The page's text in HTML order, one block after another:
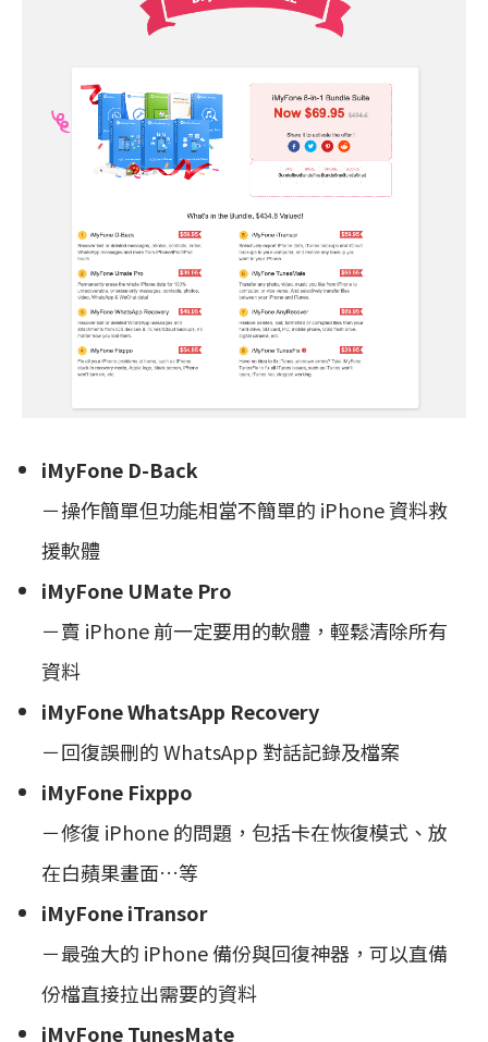
iMyFone D-Back
－操作簡單但功能相當不簡單的 iPhone 資料救
援軟體
iMyFone UMate Pro
－賣 iPhone 前一定要用的軟體，輕鬆清除所有
資料
iMyFone WhatsApp Recovery
－回復誤刪的 WhatsApp 對話記錄及檔案
iMyFone Fixppo
－修復 iPhone 的問題，包括卡在恢復模式、放
在白蘋果畫面…等
iMyFone iTransor
－最強大的 iPhone 備份與回復神器，可以直備
份檔直接拉出需要的資料
iMyFone TunesMate